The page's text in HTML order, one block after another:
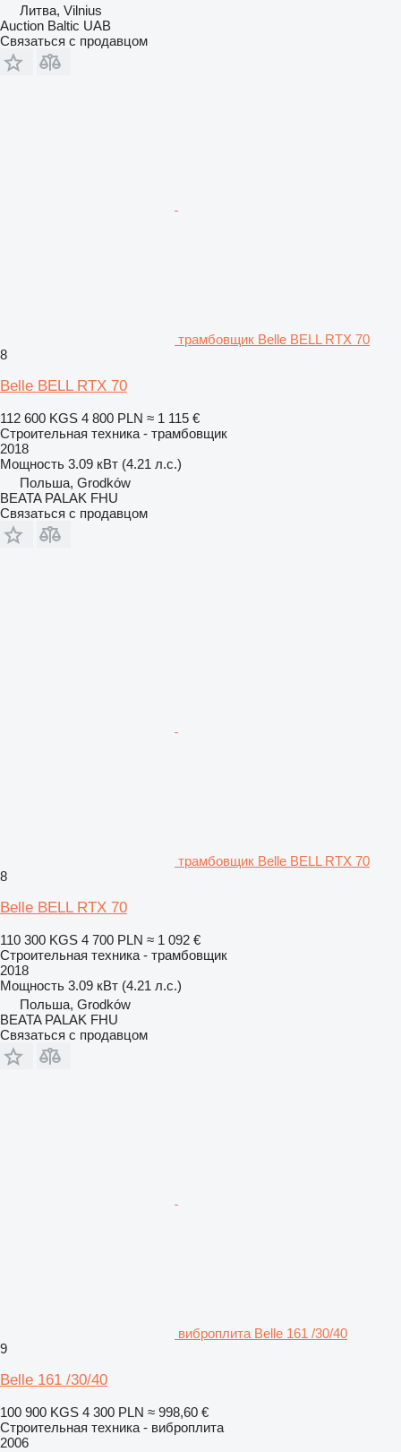
Литва, Vilnius
Auction Baltic UAB
Связаться с продавцом
трамбовщик Belle BELL RTX 70
8
Belle BELL RTX 70
112 600 KGS 4 800 PLN ≈ 1 115 €
Строительная техника - трамбовщик
2018
Мощность 3.09 кВт (4.21 л.с.)
Польша, Grodków
BEATA PALAK FHU
Связаться с продавцом
трамбовщик Belle BELL RTX 70
8
Belle BELL RTX 70
110 300 KGS 4 700 PLN ≈ 1 092 €
Строительная техника - трамбовщик
2018
Мощность 3.09 кВт (4.21 л.с.)
Польша, Grodków
BEATA PALAK FHU
Связаться с продавцом
виброплита Belle 161 /30/40
9
Belle 161 /30/40
100 900 KGS 4 300 PLN ≈ 998,60 €
Строительная техника - виброплита
2006